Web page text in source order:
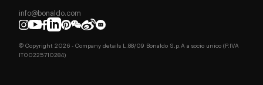
info@bonaldo.com
© Copyright 2026 - Company details L.88/09 Bonaldo S.p.A a socio unico (P.IVA
IT00225710284)